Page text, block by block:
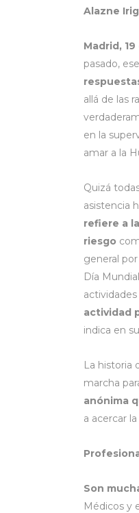
Alazne
Madrid,
pasado,
allá de las
en la
amar a la
Quizá
asistencia
refiere a
riesgo
general
Día
actividad
indica en
La historia
marcha
anónima
a acercar
Son
Médicos y